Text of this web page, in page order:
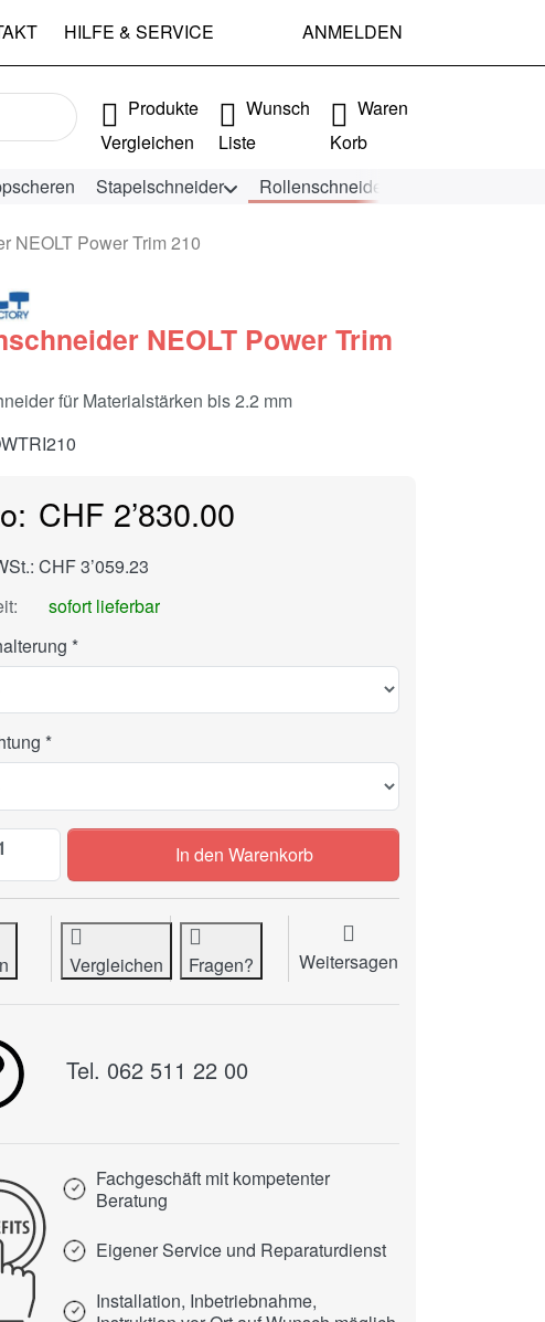
HILFE & SERVICE ANMELDEN
Ergebnisse. Drücken Sie die Eingabetaste, um alle
Produkte
Vergleichen
Wunsch
Liste
Waren
Korb
Stapelschneider Rollenschneider
NEOLT Power Trim 210
NEOLT Power Trim
für Materialstärken bis 2.2 mm
CHF 2’830.00
CHF 3’059.23
sofort lieferbar
Rollenschneider NEOLT Power Trim 210 zu CHF
In den Warenkorb
Vergleichen Fragen? Weitersagen
Tel. 062 511 22 00
Fachgeschäft mit kompetenter
Beratung
Eigener Service und Reparaturdienst
Installation, Inbetriebnahme,